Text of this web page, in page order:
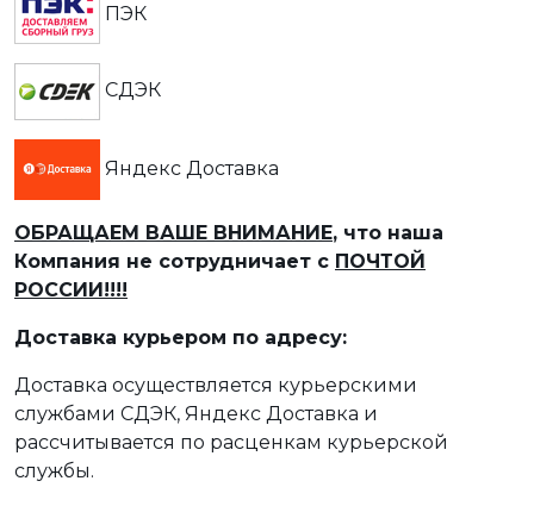
ПЭК
СДЭК
Яндекс Доставка
ОБРАЩАЕМ ВАШЕ ВНИМАНИЕ, что наша
Компания не сотрудничает с ПОЧТОЙ
РОССИИ!!!!
Доставка курьером по адресу:
Доставка осуществляется курьерскими
службами СДЭК, Яндекс Доставка и
рассчитывается по расценкам курьерской
службы.